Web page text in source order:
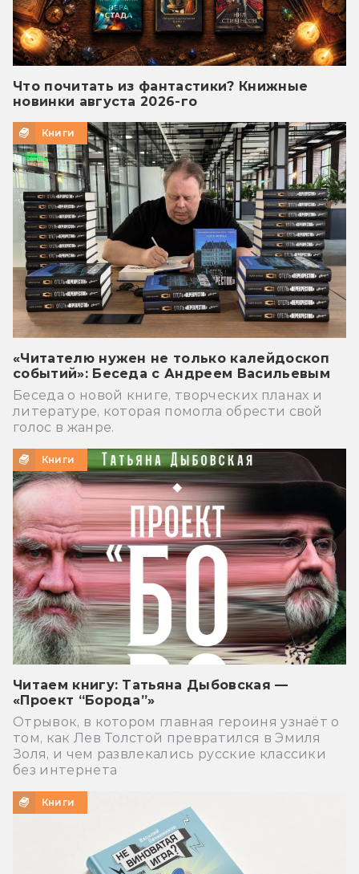
Что почитать из фантастики? Книжные
новинки августа 2026-го
Книги
«Читателю нужен не только калейдоскоп
событий»: Беседа с Андреем Васильевым
Беседа о новой книге, творческих планах и
литературе, которая помогла обрести свой
голос в жанре.
Книги
Читаем книгу: Татьяна Дыбовская —
«Проект “Борода”»
Отрывок, в котором главная героиня узнаёт о
том, как Лев Толстой превратился в Эмиля
Золя, и чем развлекались русские классики
без интернета
Книги